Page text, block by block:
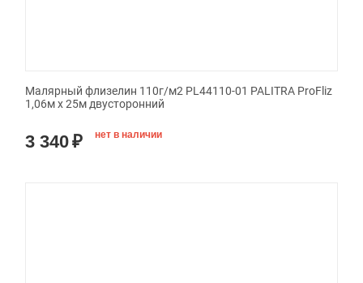
Малярный флизелин 110г/м2 PL44110-01 PALITRA ProFliz
1,06м х 25м двусторонний
3 340₽ нет в наличии